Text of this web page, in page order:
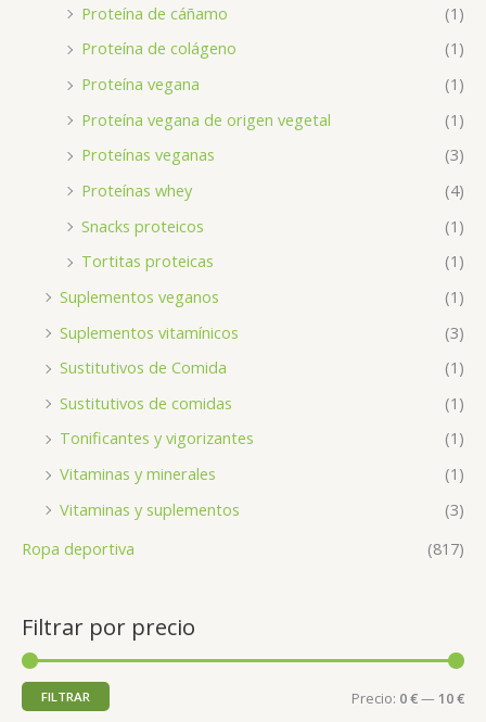
Proteína de cáñamo
(1)
Proteína de colágeno
(1)
Proteína vegana
(1)
Proteína vegana de origen vegetal
(1)
Proteínas veganas
(3)
Proteínas whey
(4)
Snacks proteicos
(1)
Tortitas proteicas
(1)
Suplementos veganos
(1)
Suplementos vitamínicos
(3)
Sustitutivos de Comida
(1)
Sustitutivos de comidas
(1)
Tonificantes y vigorizantes
(1)
Vitaminas y minerales
(1)
Vitaminas y suplementos
(3)
Ropa deportiva
(817)
Filtrar por precio
FILTRAR Precio: 0 €— 10 €